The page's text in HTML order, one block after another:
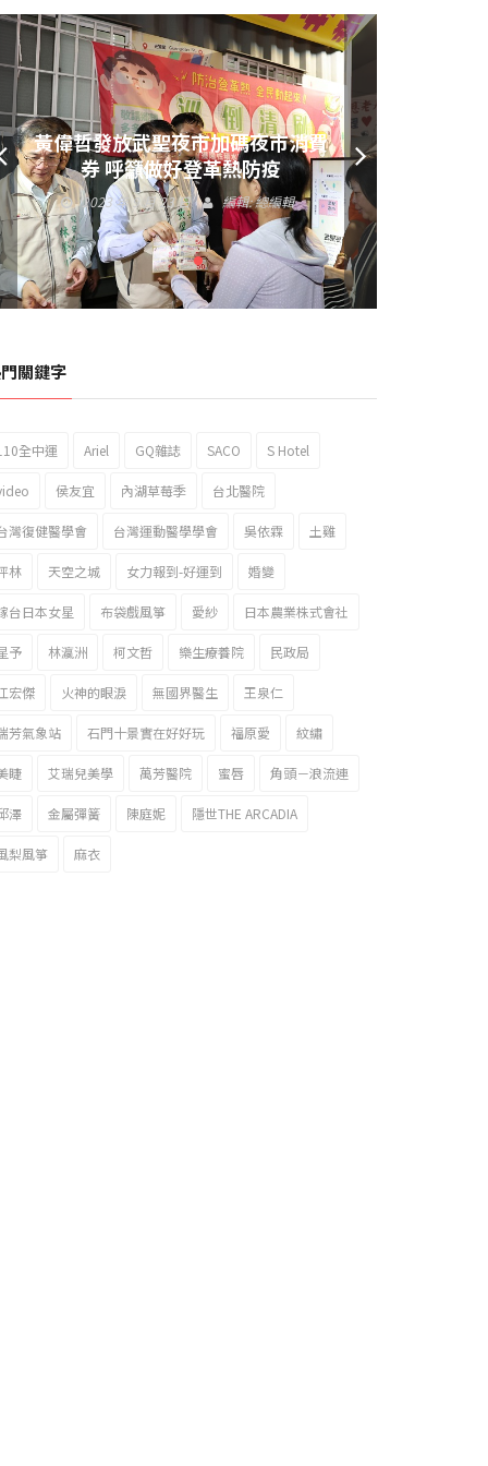
黃偉哲發放武聖夜市加碼夜市消費
券 呼籲做好登革熱防疫
2023 年 9 月 23 日 編輯:總編輯
關鍵字
全中運 Ariel GQ雜誌 SACO S Hotel
侯友宜 內湖草莓季 台北醫院
灣復健醫學會 台灣運動醫學學會 吳依霖 土雞
林 天空之城 女力報到-好運到 婚變
台日本女星 布袋戲風箏 愛紗 日本農業株式會社
予 林瀛洲 柯文哲 樂生療養院 民政局
宏傑 火神的眼淚 無國界醫生 王泉仁
芳氣象站 石門十景實在好好玩 福原愛 紋繡
睫 艾瑞兒美學 萬芳醫院 蜜唇 角頭－浪流連
澤 金屬彈簧 陳庭妮 隱世THE ARCADIA
梨風箏 麻衣